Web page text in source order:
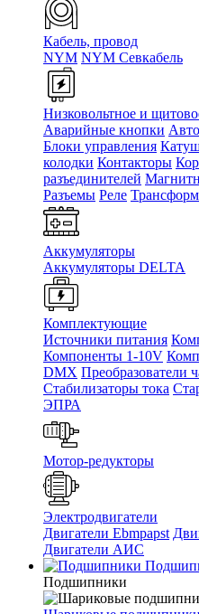
Кабель, провод
NYM NYM Севкабель
Низковольтное и
Аварийные кнопки
Блоки управления
колодки Контакторы
разъединителей
Разъемы Реле
Аккумуляторы
Аккумуляторы DELTA
Комплектующие
Источники питания
Компоненты 1-10V
DMX Преобразователи
Стабилизаторы тока
ЭПРА
Мотор-редукторы
Электродвигатели
Двигатели Ebmpapst
Двигатели АИС
Подшипники